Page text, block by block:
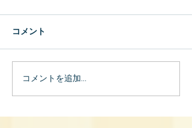
コメント
コメントを追加…